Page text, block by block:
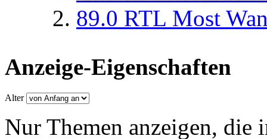
89.0 RTL Most
Anzeige-Eigenschaften
Alter
Nur Themen anzeigen, die